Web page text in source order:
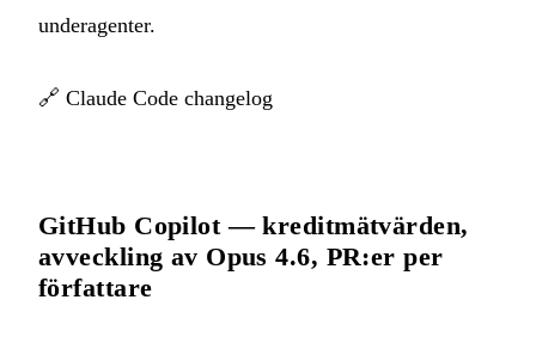
underagenter.
🔗 Claude Code changelog
GitHub Copilot — kreditmätvärden,
avveckling av Opus 4.6, PR:er per
författare